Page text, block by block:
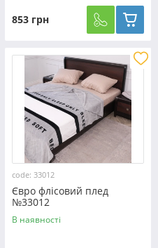
853 грн
code: 33012
Євро флісовий плед
№33012
В наявності